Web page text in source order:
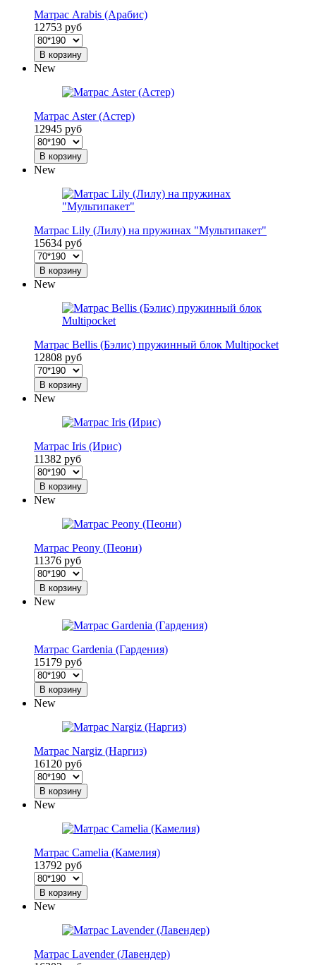
Матрас Arabis (Арабис)
12753 руб
В корзину
New
Матрас Aster (Астер)
12945 руб
В корзину
New
Матрас Lily (Лилу) на пружинах "Мультипакет"
15634 руб
В корзину
New
Матрас Bellis (Бэлис) пружинный блок Multipocket
12808 руб
В корзину
New
Матрас Iris (Ирис)
11382 руб
В корзину
New
Матрас Peony (Пеони)
11376 руб
В корзину
New
Матрас Gardenia (Гардения)
15179 руб
В корзину
New
Матрас Nargiz (Наргиз)
16120 руб
В корзину
New
Матрас Camelia (Камелия)
13792 руб
В корзину
New
Матрас Lavender (Лавендер)